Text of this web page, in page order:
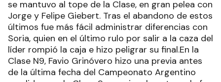
se mantuvo al tope de la Clase, en gran pelea con
Jorge y Felipe Giebert. Tras el abandono de estos
últimos fue más fácil administrar diferencias con
Soria, quien en el último rulo por salir a la caza del
líder rompió la caja e hizo peligrar su final.En la
Clase N9, Favio Grinóvero hizo una previa antes
de la última fecha del Campeonato Argentino